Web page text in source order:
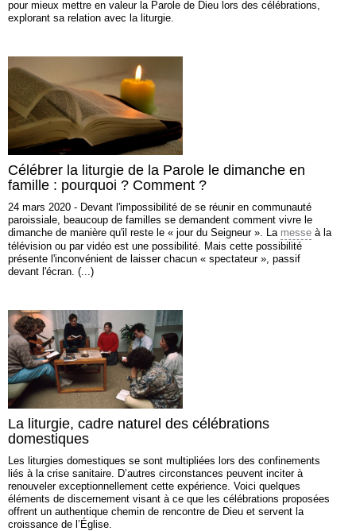
pour mieux mettre en valeur la Parole de Dieu lors des célébrations,
explorant sa relation avec la liturgie.
Célébrer la liturgie de la Parole le dimanche en
famille : pourquoi ? Comment ?
24 mars 2020 - Devant l'impossibilité de se réunir en communauté
paroissiale, beaucoup de familles se demandent comment vivre le
dimanche de manière qu'il reste le « jour du Seigneur ». La messe à la
télévision ou par vidéo est une possibilité. Mais cette possibilité
présente l'inconvénient de laisser chacun « spectateur », passif
devant l'écran. (...)
La liturgie, cadre naturel des célébrations
domestiques
Les liturgies domestiques se sont multipliées lors des confinements
liés à la crise sanitaire. D’autres circonstances peuvent inciter à
renouveler exceptionnellement cette expérience. Voici quelques
éléments de discernement visant à ce que les célébrations proposées
offrent un authentique chemin de rencontre de Dieu et servent la
croissance de l’Église.